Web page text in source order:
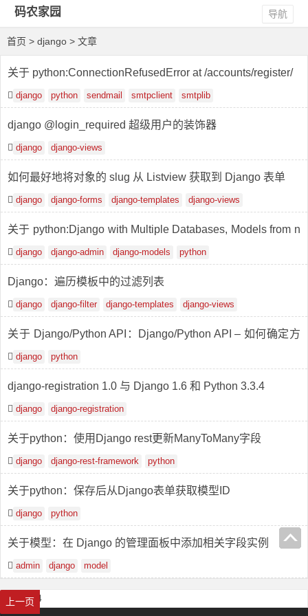
码农家园 导航
首页 > django > 文章
关于 python:ConnectionRefusedError at /accounts/register/
django python sendmail smtpclient smtplib
django @login_required 超级用户的装饰器
django django-views
如何最好地将对象的 slug 从 Listview 获取到 Django 表单
django django-forms django-templates django-views
关于 python:Django with Multiple Databases, Models from n
on-default Database Permissions in Admin
django django-admin django-models python
Django：遍历模板中的过滤列表
django django-filter django-templates django-views
关于 Django/Python API：Django/Python API – 如何确定方
法期望接收的对象类别？
django python
django-registration 1.0 与 Django 1.6 和 Python 3.3.4
django django-registration
关于python：使用Django rest更新ManyToMany字段
django django-rest-framework python
关于python：保存后从Django表单获取模型ID
django python
关于模型：在 Django 的管理面板中添加相关字段实例
admin django model
首页上一页
23 4